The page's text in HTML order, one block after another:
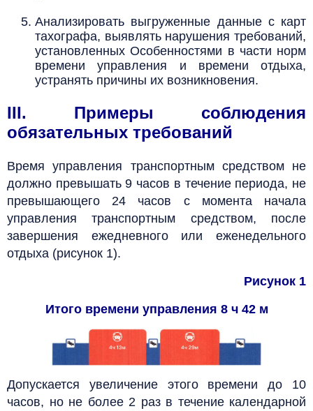
Анализировать выгруженные данные с карт
тахографа, выявлять нарушения требований,
установленных Особенностями в части норм
времени управления и времени отдыха,
устранять причины их возникновения.
III. Примеры соблюдения
обязательных требований
Время управления транспортным средством не
должно превышать 9 часов в течение периода, не
превышающего 24 часов с момента начала
управления транспортным средством, после
завершения ежедневного или еженедельного
отдыха (рисунок 1).
Рисунок 1
Итого времени управления 8 ч 42 м
Допускается увеличение этого времени до 10
часов, но не более 2 раз в течение календарной